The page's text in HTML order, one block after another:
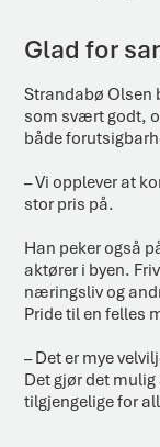
Glad for
Strandabø Olsen
som svært godt,
både
– Vi opplever at
stor pris på.
Han peker også
aktører i byen.
næringsliv og
Pride til en felles
– Det er mye
Det gjør det
tilgjengelige for